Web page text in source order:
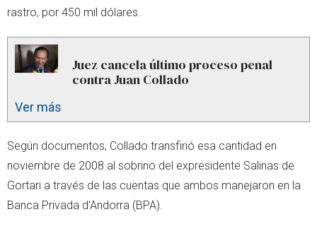
rastro, por 450 mil dólares.
Juez cancela último proceso penal
contra Juan Collado
Ver más
Según documentos, Collado transfirió esa cantidad en
noviembre de 2008 al sobrino del expresidente Salinas de
Gortari a través de las cuentas que ambos manejaron en la
Banca Privada d’Andorra (BPA).